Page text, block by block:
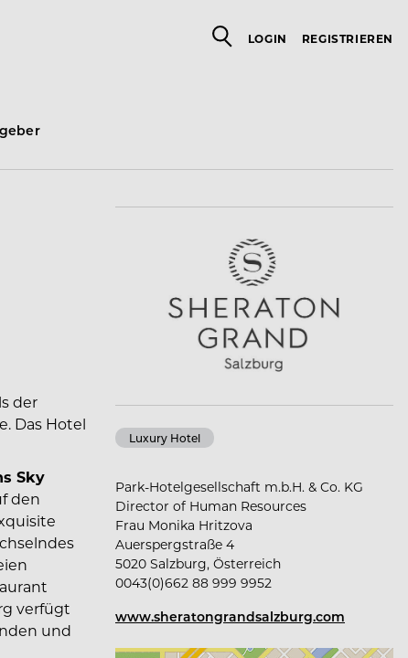
LOGIN REGISTRIEREN
der
Das Hotel
Sky
den
verfügt
und
Luxury Hotel
Park-Hotelgesellschaft m.b.H. & Co. KG
Director of Human Resources
Frau Monika Hritzova
Auerspergstraße 4
5020 Salzburg, Österreich
0043(0)662 88 999 9952
www.sheratongrandsalzburg.com